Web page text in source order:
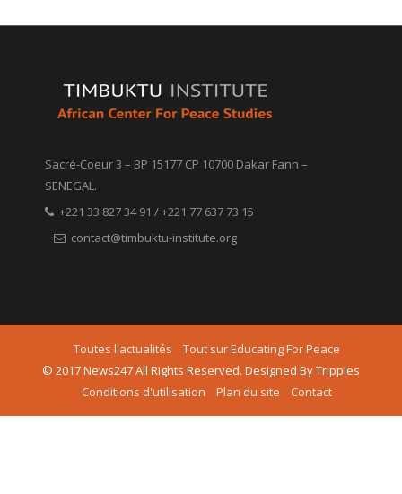
Sacré-Coeur 3 – BP 15177 CP 10700 Dakar Fann –
SENEGAL.
+221 33 827 34 91 / +221 77 637 73 15
contact@timbuktu-institute.org
Toutes l'actualités
Tout sur Educating For Peace
© 2017 News247 All Rights Reserved. Designed By Tripples
Conditions d'utilisation
Plan du site Contact